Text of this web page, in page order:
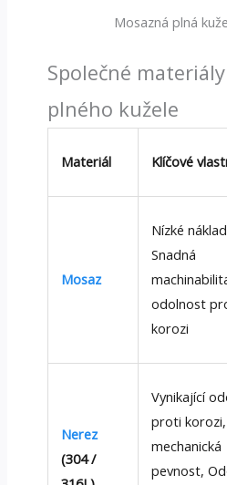
Mosazná plná
Společné
plného kužele
Materiál Klíčové
Mosaz
Nízké
Snadná
odolnost
korozi
Nerez
(304 /
Vynikající
proti korozi,
mechanická
pevnost,